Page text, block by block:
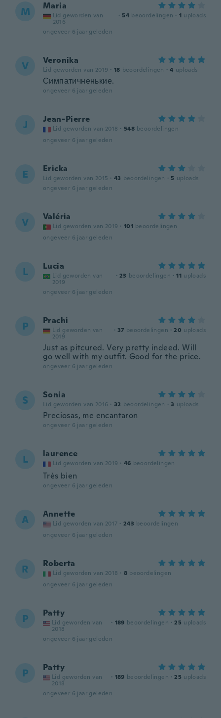
M Maria
Lid geworden van
2016
· 54 beoordelingen · 1 uploads
ongeveer 6 jaar geleden
V Veronika
Lid geworden van 2019 · 18 beoordelingen · 4 uploads
Симпатичненькие.
ongeveer 6 jaar geleden
J Jean-Pierre
Lid geworden van 2018 · 548 beoordelingen
ongeveer 6 jaar geleden
E Ericka
Lid geworden van 2015 · 43 beoordelingen · 5 uploads
ongeveer 6 jaar geleden
V Valéria
Lid geworden van 2019 · 101 beoordelingen
ongeveer 6 jaar geleden
L Lucia
Lid geworden van
2019
· 23 beoordelingen · 11 uploads
ongeveer 6 jaar geleden
P Prachi
Lid geworden van
2019
· 37 beoordelingen · 20 uploads
Just as pitcured. Very pretty indeed. Will
go well with my outfit. Good for the price.
ongeveer 6 jaar geleden
S Sonia
Lid geworden van 2016 · 32 beoordelingen · 3 uploads
Preciosas, me encantaron
ongeveer 6 jaar geleden
L laurence
Lid geworden van 2019 · 46 beoordelingen
Très bien
ongeveer 6 jaar geleden
A Annette
Lid geworden van 2017 · 243 beoordelingen
ongeveer 6 jaar geleden
R Roberta
Lid geworden van 2018 · 8 beoordelingen
ongeveer 6 jaar geleden
P Patty
Lid geworden van
2018
· 189 beoordelingen · 25 uploads
ongeveer 6 jaar geleden
P Patty
Lid geworden van
2018
· 189 beoordelingen · 25 uploads
ongeveer 6 jaar geleden